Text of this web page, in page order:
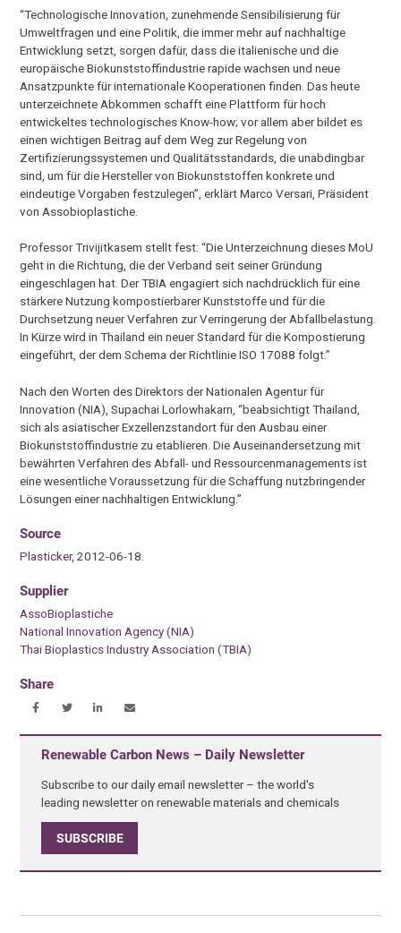
“Technologische Innovation, zunehmende Sensibilisierung für
Umweltfragen und eine Politik, die immer mehr auf nachhaltige
Entwicklung setzt, sorgen dafür, dass die italienische und die
europäische Biokunststoffindustrie rapide wachsen und neue
Ansatzpunkte für internationale Kooperationen finden. Das heute
unterzeichnete Abkommen schafft eine Plattform für hoch
entwickeltes technologisches Know-how; vor allem aber bildet es
einen wichtigen Beitrag auf dem Weg zur Regelung von
Zertifizierungssystemen und Qualitätsstandards, die unabdingbar
sind, um für die Hersteller von Biokunststoffen konkrete und
eindeutige Vorgaben festzulegen”, erklärt Marco Versari, Präsident
von Assobioplastiche.
Professor Trivijitkasem stellt fest: “Die Unterzeichnung dieses MoU
geht in die Richtung, die der Verband seit seiner Gründung
eingeschlagen hat. Der TBIA engagiert sich nachdrücklich für eine
stärkere Nutzung kompostierbarer Kunststoffe und für die
Durchsetzung neuer Verfahren zur Verringerung der Abfallbelastung.
In Kürze wird in Thailand ein neuer Standard für die Kompostierung
eingeführt, der dem Schema der Richtlinie ISO 17088 folgt.”
Nach den Worten des Direktors der Nationalen Agentur für
Innovation (NIA), Supachai Lorlowhakarn, “beabsichtigt Thailand,
sich als asiatischer Exzellenzstandort für den Ausbau einer
Biokunststoffindustrie zu etablieren. Die Auseinandersetzung mit
bewährten Verfahren des Abfall- und Ressourcenmanagements ist
eine wesentliche Voraussetzung für die Schaffung nutzbringender
Lösungen einer nachhaltigen Entwicklung.”
Source
Plasticker, 2012-06-18.
Supplier
AssoBioplastiche
National Innovation Agency (NIA)
Thai Bioplastics Industry Association (TBIA)
Share
Renewable Carbon News – Daily Newsletter
Subscribe to our daily email newsletter – the world's
leading newsletter on renewable materials and chemicals
SUBSCRIBE